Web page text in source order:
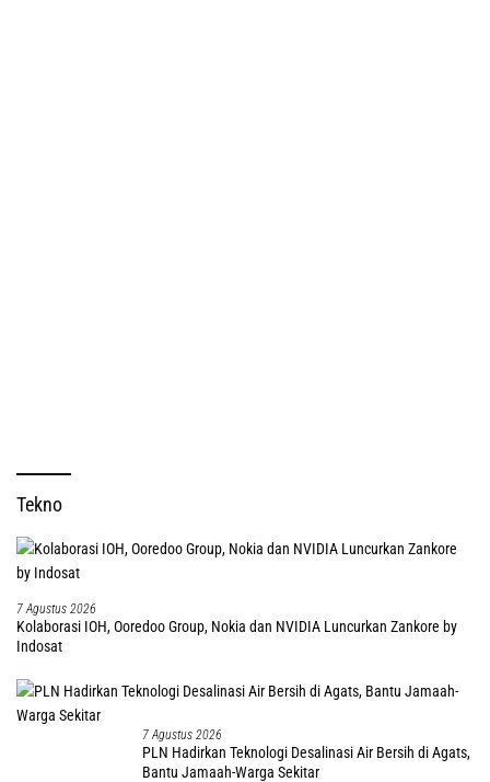
Tekno
7 Agustus 2026
Kolaborasi IOH, Ooredoo Group, Nokia dan NVIDIA Luncurkan Zankore by
Indosat
7 Agustus 2026
PLN Hadirkan Teknologi Desalinasi Air Bersih di Agats,
Bantu Jamaah-Warga Sekitar